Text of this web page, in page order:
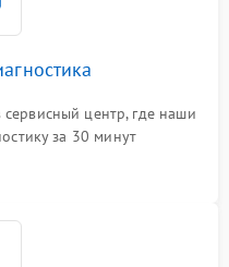
центр, где наши
за 30 минут